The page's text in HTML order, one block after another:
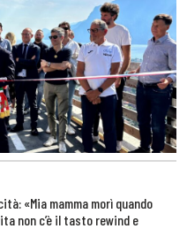
«Mia mamma morì quando
non c’è il tasto rewind e